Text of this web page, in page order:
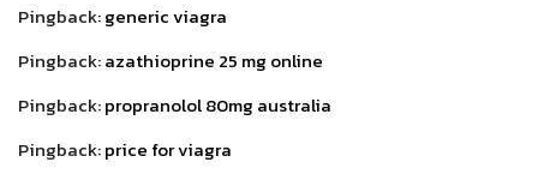
Pingback:generic viagra
Pingback:azathioprine 25 mg online
Pingback:propranolol 80mg australia
Pingback:price for viagra